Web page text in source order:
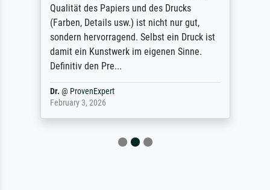
Qualität des Papiers und des Drucks
(Farben, Details usw.) ist nicht nur gut,
sondern hervorragend. Selbst ein Druck ist
damit ein Kunstwerk im eigenen Sinne.
Definitiv den Pre...
Dr. @ ProvenExpert
February 3, 2026